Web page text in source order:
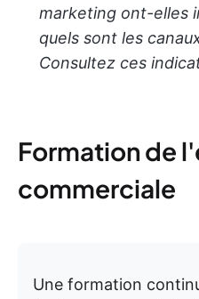
marketing ont-elles
quels sont les
Consultez ces
Formation de
commerciale
Une formation